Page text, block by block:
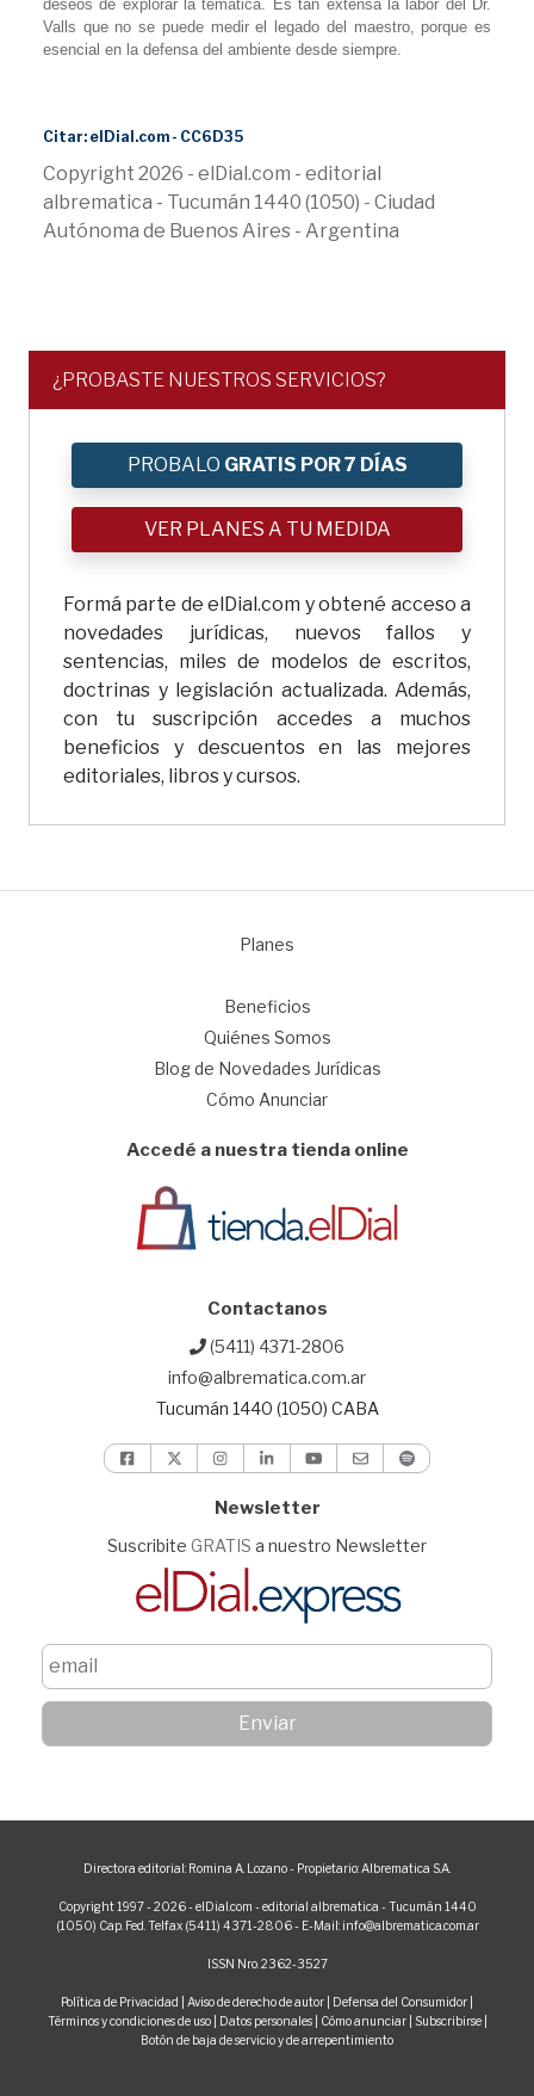
deseos de explorar la temática. Es tan extensa la labor del Dr.
Valls que no se puede medir el legado del maestro, porque es
esencial en la defensa del ambiente desde siempre.
Citar: elDial.com - CC6D35
Copyright 2026 - elDial.com - editorial
albrematica - Tucumán 1440 (1050) - Ciudad
Autónoma de Buenos Aires - Argentina
¿PROBASTE NUESTROS SERVICIOS?
PROBALO GRATIS POR 7 DÍAS
VER PLANES A TU MEDIDA
Formá parte de elDial.com y obtené acceso a
novedades jurídicas, nuevos fallos y
sentencias, miles de modelos de escritos,
doctrinas y legislación actualizada. Además,
con tu suscripción accedes a muchos
beneficios y descuentos en las mejores
editoriales, libros y cursos.
Planes
Beneficios
Quiénes Somos
Blog de Novedades Jurídicas
Cómo Anunciar
Accedé a nuestra tienda online
Contactanos
(5411) 4371-2806
info@albrematica.com.ar
Tucumán 1440 (1050) CABA
Newsletter
Suscribite GRATIS a nuestro Newsletter
Directora editorial: Romina A. Lozano - Propietario: Albrematica S.A.
Copyright 1997 - 2026 - elDial.com - editorial albrematica - Tucumán 1440
(1050) Cap. Fed. Telfax (5411) 4371-2806 - E-Mail: info@albrematica.com.ar
ISSN Nro. 2362-3527
Política de Privacidad Aviso de derecho de autor Defensa del Consumidor
Términos y condiciones de uso| Datos personales| Cómo anunciar| Subscribirse
Botón de baja de servicio y de arrepentimiento